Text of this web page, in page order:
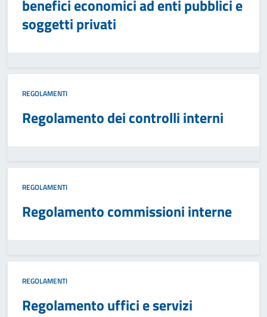
benefici economici ad enti pubblici e
soggetti privati
REGOLAMENTI
Regolamento dei controlli interni
REGOLAMENTI
Regolamento commissioni interne
REGOLAMENTI
Regolamento uffici e servizi